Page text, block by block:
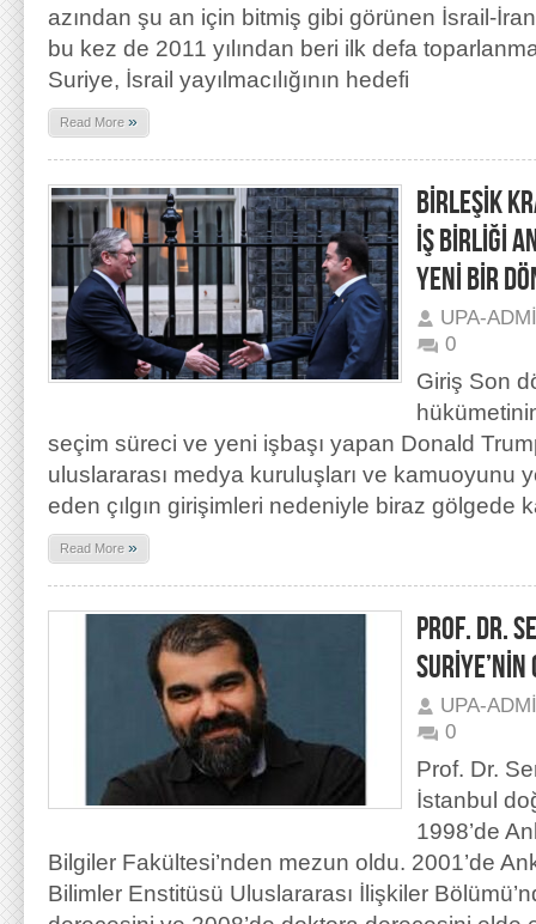
azından şu an için bitmiş gibi görünen İsrail-İran
bu kez de 2011 yılından beri ilk defa
Suriye, İsrail yayılmacılığının hedefi
Read More »
BİRLEŞİK
İŞ BİRLİĞİ
YENİ BİR
UPA-
0
Giriş Son
seçim süreci ve yeni işbaşı yapan Donald
uluslararası medya kuruluşları ve kamuoyunu
eden çılgın girişimleri nedeniyle biraz gölgede
Read More »
PROF. DR.
SURİYE’NİN
UPA-
0
Prof. Dr.
İstanbul
1998’de
Bilgiler Fakültesi’nden mezun oldu. 2001’de
Bilimler Enstitüsü Uluslararası İlişkiler